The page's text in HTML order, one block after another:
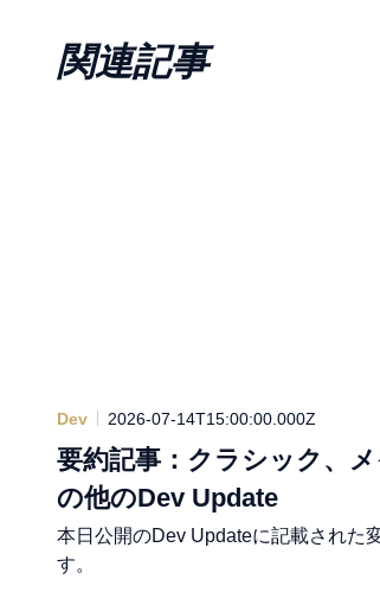
関連記事
Dev 2026-07-14T15:00:00.000Z
要約記事：クラシック、
の他のDev Update
本日公開のDev Updateに記載された
す。